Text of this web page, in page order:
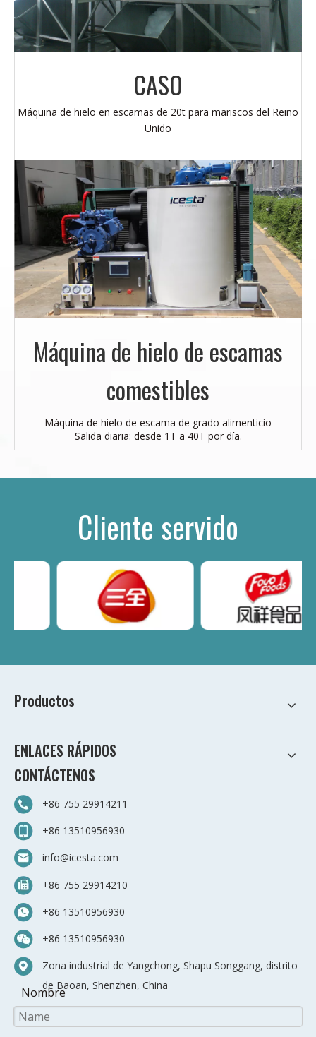
CASO
Máquina de hielo en escamas de 20t para mariscos del Reino
Unido
Máquina de hielo de escamas
comestibles
Máquina de hielo de escama de grado alimenticio
Salida diaria: desde 1T a 40T por día.
Cliente servido
Productos
ENLACES RÁPIDOS
CONTÁCTENOS
+86 755 29914211
+86 13510956930
info@icesta.com
+86 755 29914210
+86 13510956930
+86 13510956930
Zona industrial de Yangchong, Shapu Songgang, distrito
de Baoan, Shenzhen, China
Nombre